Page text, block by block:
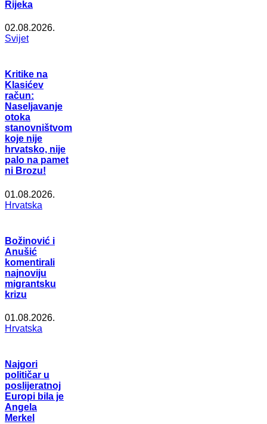
Rijeka
02.08.2026.
Svijet
Kritike na
Klasićev
račun:
Naseljavanje
otoka
stanovništvom
koje nije
hrvatsko, nije
palo na pamet
ni Brozu!
01.08.2026.
Hrvatska
Božinović i
Anušić
komentirali
najnoviju
migrantsku
krizu
01.08.2026.
Hrvatska
Najgori
političar u
poslijeratnoj
Europi bila je
Angela
Merkel